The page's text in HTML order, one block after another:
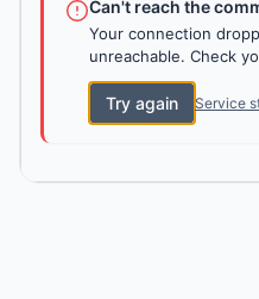
Can't reach the
Your connection
unreachable. Check
Try again Service